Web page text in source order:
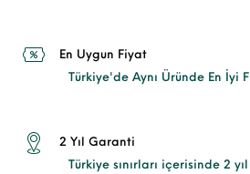
En Uygun Fiyat
Türkiye'de Aynı Üründe En İyi
2 Yıl Garanti
Türkiye sınırları içerisinde 2